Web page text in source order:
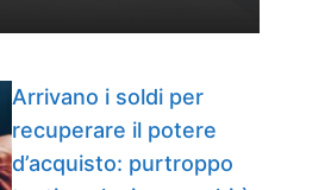
Arrivano i soldi per
recuperare il potere
d’acquisto: purtroppo